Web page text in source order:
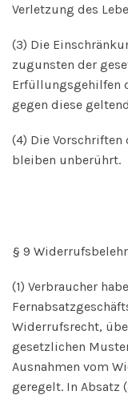
Verletzung des
(3) Die
zugunsten der
Erfüllungsgehilfen
gegen diese
(4) Die
bleiben unberührt.
§ 9
(1) Verbraucher
Widerrufsrecht,
gesetzlichen
Ausnahmen vom
geregelt. In Absatz